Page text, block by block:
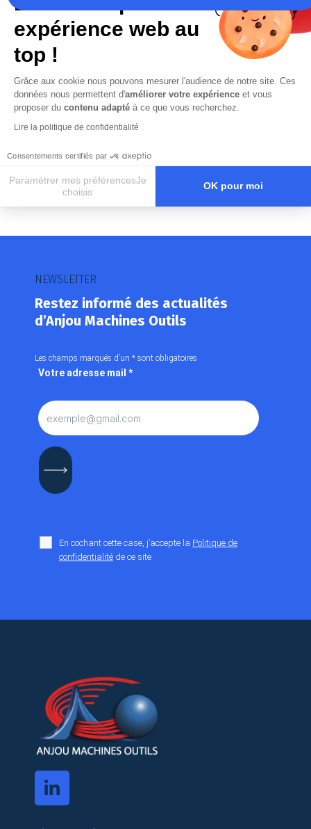
expérience web au
top !
Grâce aux cookie nous pouvons mesurer l'audience de notre site. Ces
données nous permettent d'améliorer votre expérience et vous
proposer du contenu adapté à ce que vous recherchez.
Lire la politique de confidentialité
Consentements certifiés par
Paramétrer mes préférencesJe
choisis
OK pour moi
Notre plateforme vous permet d'adapter et de gérer vos
En cochant cette case, j’accepte la
Politique de confidentialité
NEWSLETTER
Restez informé des actualités
d’Anjou Machines Outils
Les champs marqués d’un * sont obligatoires
Votre adresse mail *
En cochant cette case, j’accepte la Politique de
confidentialité de ce site